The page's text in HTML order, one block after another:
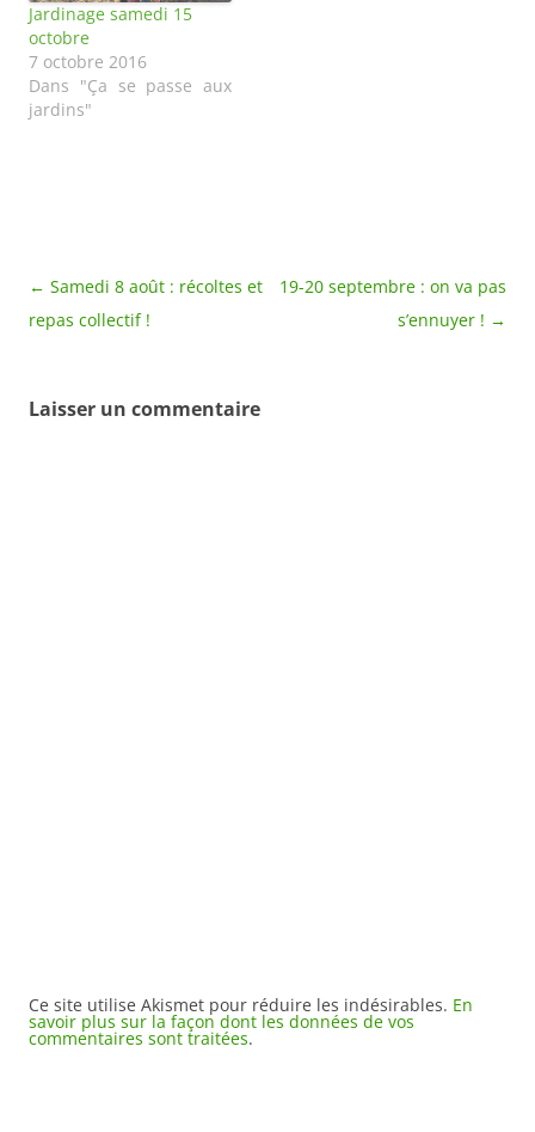
Jardinage samedi 15
octobre
7 octobre 2016
Dans "Ça se passe aux
jardins"
Navigation
des
← Samedi 8 août : récoltes et
repas collectif !
19-20 septembre : on va pas
s’ennuyer ! →
Laisser un commentaire
Ce site utilise Akismet pour réduire les indésirables. En
savoir plus sur la façon dont les données de vos
commentaires sont traitées.